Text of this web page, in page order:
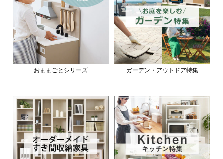
おままごとシリーズ ガーデン・アウトドア特集